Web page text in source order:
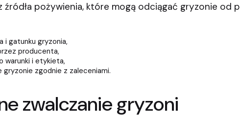
pożywienia, które mogą odciągać gryzonie od
i gatunku gryzonia,
producenta,
warunki i etykieta,
gryzonie zgodnie z zaleceniami.
zwalczanie gryzoni